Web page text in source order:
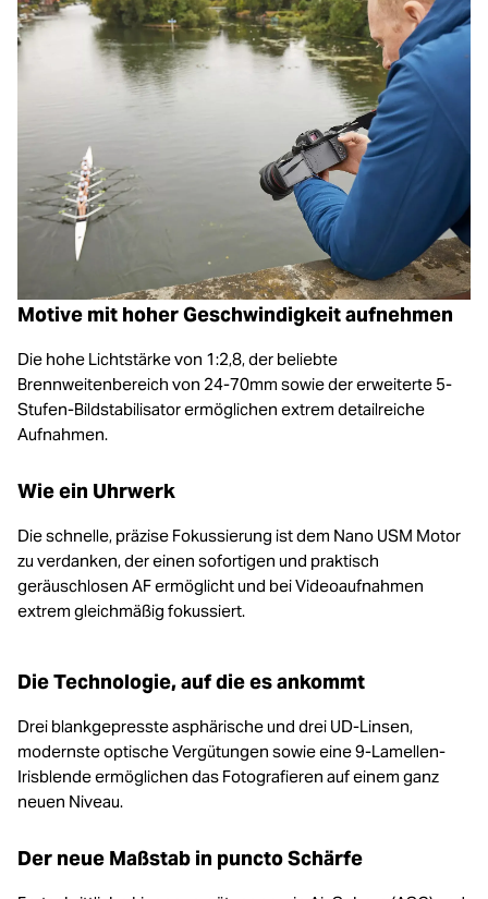
Motive mit hoher Geschwindigkeit aufnehmen
Die hohe Lichtstärke von 1:2,8, der beliebte
Brennweitenbereich von 24-70mm sowie der erweiterte 5-
Stufen-Bildstabilisator ermöglichen extrem detailreiche
Aufnahmen.
Wie ein Uhrwerk
Die schnelle, präzise Fokussierung ist dem Nano USM Motor
zu verdanken, der einen sofortigen und praktisch
geräuschlosen AF ermöglicht und bei Videoaufnahmen
extrem gleichmäßig fokussiert.
Die Technologie, auf die es ankommt
Drei blankgepresste asphärische und drei UD-Linsen,
modernste optische Vergütungen sowie eine 9-Lamellen-
Irisblende ermöglichen das Fotografieren auf einem ganz
neuen Niveau.
Der neue Maßstab in puncto Schärfe